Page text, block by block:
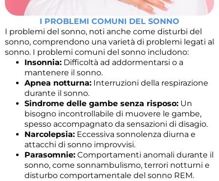
I PROBLEMI COMUNI DEL SONNO
I problemi del sonno, noti anche come disturbi del
sonno, comprendono una varietà di problemi legati al
sonno. I problemi comuni del sonno includono:
Insonnia: Difficoltà ad addormentarsi o a
mantenere il sonno.
Apnea notturna: Interruzioni della respirazione
durante il sonno.
Sindrome delle gambe senza risposo: Un
bisogno incontrollabile di muovere le gambe,
spesso accompagnato da sensazioni di disagio.
Narcolepsia: Eccessiva sonnolenza diurna e
attacchi di sonno improvvisi.
Parasomnie: Comportamenti anomali durante il
sonno, come sonnambulismo, terrori notturni e
disturbo comportamentale del sonno REM.